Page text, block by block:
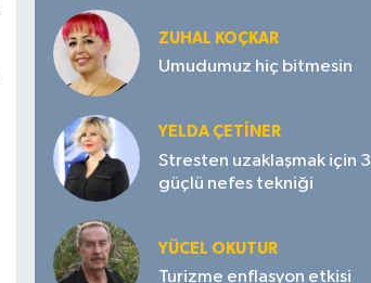
ZUHAL KOÇKAR
Umudumuz hiç bitmesin
YELDA ÇETİNER
Stresten uzaklaşmak için 3
güçlü nefes tekniği
YÜCEL OKUTUR
Turizme enflasyon etkisi